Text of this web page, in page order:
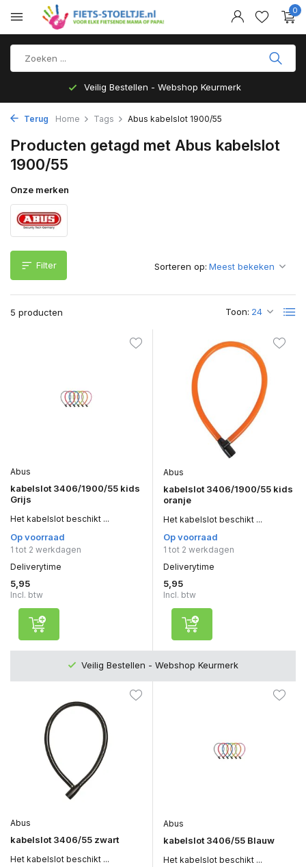
0
Veilig Bestellen - Webshop Keurmerk
Terug Home Tags Abus kabelslot 1900/55
Producten getagd met Abus kabelslot
1900/55
Onze merken
Filter
5 producten Toon:
Sorteren op:
Abus
kabelslot 3406/1900/55 kids
Grijs
Het kabelslot beschikt ...
Op voorraad
1 tot 2 werkdagen
Deliverytime
5,95
Incl. btw
Abus
kabelslot 3406/1900/55 kids
oranje
Het kabelslot beschikt ...
Op voorraad
1 tot 2 werkdagen
Deliverytime
5,95
Incl. btw
Veilig Bestellen - Webshop Keurmerk
Abus
kabelslot 3406/55 zwart
Het kabelslot beschikt ...
Abus
kabelslot 3406/55 Blauw
Het kabelslot beschikt ...